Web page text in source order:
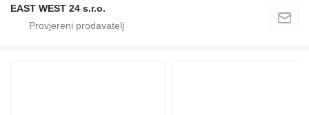
EAST WEST 24 s.r.o.